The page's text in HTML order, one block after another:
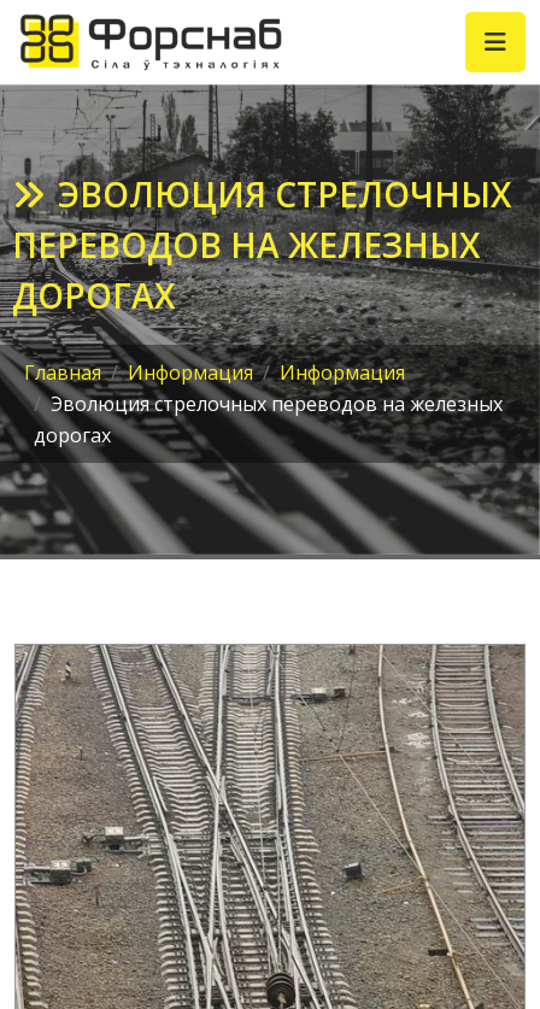
ЭВОЛЮЦИЯ СТРЕЛОЧНЫХ
ПЕРЕВОДОВ НА ЖЕЛЕЗНЫХ
ДОРОГАХ
Главная Информация
Информация
Эволюция стрелочных переводов на железных
дорогах